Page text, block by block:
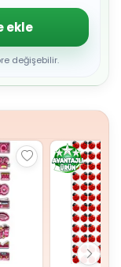
ekle
değişebilir.